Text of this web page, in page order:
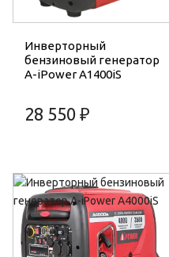
Инверторный
бензиновый генератор
A-iPower A1400iS
28 550 ₽